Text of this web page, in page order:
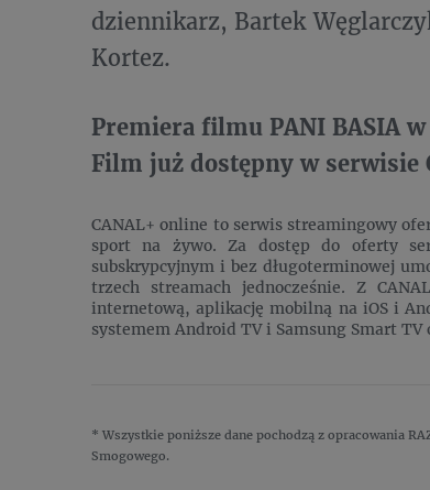
dziennikarz, Bartek
Kortez.
Premiera filmu PANI BASIA
Film już dostępny w serwisie
CANAL+ online to serwis streamingowy
sport na żywo. Za dostęp do oferty
subskrypcyjnym i bez długoterminowej
trzech streamach jednocześnie. Z
internetową, aplikację mobilną na iOS i
systemem Android TV i Samsung Smart
* Wszystkie poniższe dane pochodzą z opracowania
Smogowego.